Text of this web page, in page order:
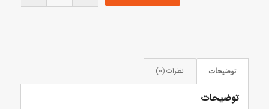
توضیحات نظرات (0)
توضیحات